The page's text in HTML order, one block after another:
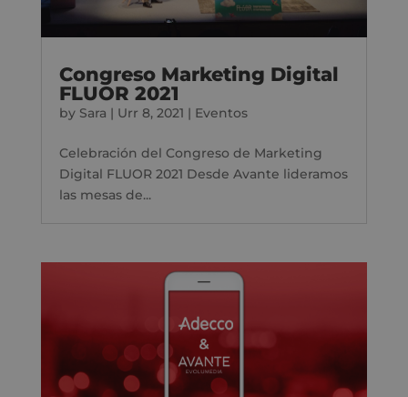
Congreso Marketing Digital
FLUOR 2021
by Sara | Urr 8, 2021 | Eventos
Celebración del Congreso de Marketing
Digital FLUOR 2021 Desde Avante lideramos
las mesas de...